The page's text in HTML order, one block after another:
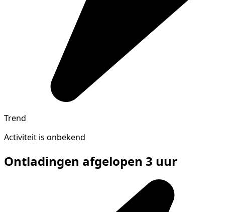
Trend
Activiteit is onbekend
Ontladingen afgelopen 3 uur